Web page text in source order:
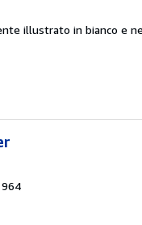
illustrato in bianco e